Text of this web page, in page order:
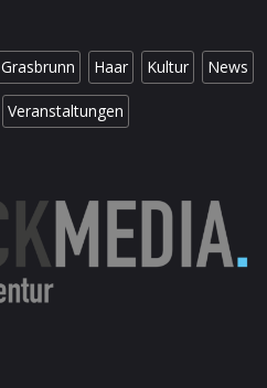
Grasbrunn Haar Kultur News
Veranstaltungen